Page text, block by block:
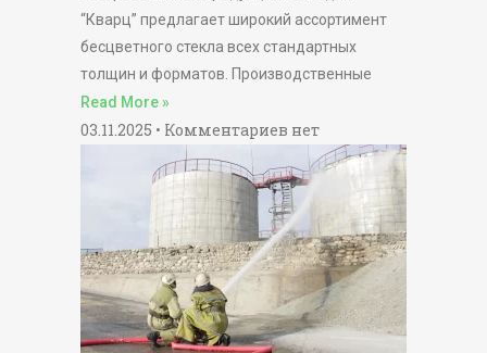
“Кварц” предлагает широкий ассортимент
бесцветного стекла всех стандартных
толщин и форматов. Производственные
Read More »
03.11.2025 Комментариев нет